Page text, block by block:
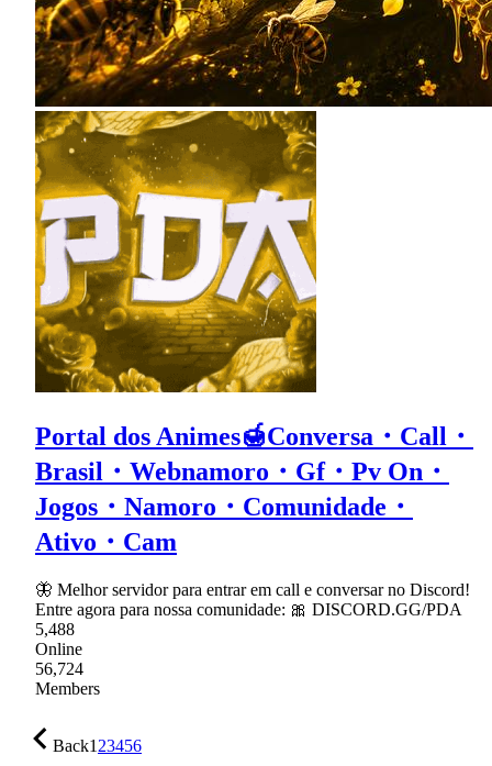
Portal dos Animes🍯Conversa・Call・
Brasil・Webnamoro・Gf・Pv On・
Jogos・Namoro・Comunidade・
Ativo・Cam
🦋 Melhor servidor para entrar em call e conversar no Discord!
Entre agora para nossa comunidade: 🎀 DISCORD.GG/PDA
5,488
Online
56,724
Members
Back123456